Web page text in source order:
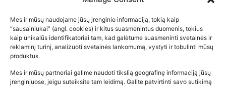
Mes ir mūsų naudojame jūsų įrenginio informaciją, tokią kaip
“sausainiukai” (angl. cookies) ir kitus suasmenintus duomenis, tokius
kaip unikalūs identifikatoriai tam, kad galėtume suasmeninti svetainės ir
reklaminį turinį, analizuoti svetainės lankomumą, vystyti ir tobulinti mūsų
produktus.
Mes ir mūsų partneriai galime naudoti tikslią geografinę informaciją jūsų
įrenginiuose, jeigu suteiksite tam leidimą. Galite patvirtinti savo sutikimą